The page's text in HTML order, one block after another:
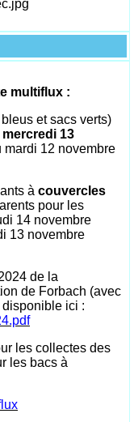
multiflux :
et sacs verts)
13
mardi 12 novembre
à couvercles
pour les
14 novembre
13 novembre
de la
de Forbach (avec
disponible ici :
les collectes des
les bacs à